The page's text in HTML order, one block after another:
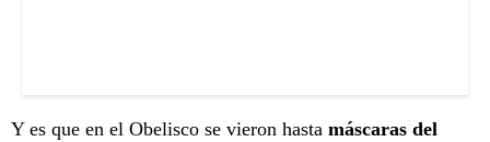
Y es que en el Obelisco se vieron hasta máscaras del